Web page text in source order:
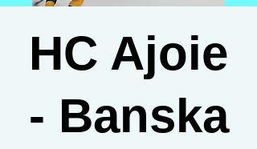
HC Ajoie
- Banska